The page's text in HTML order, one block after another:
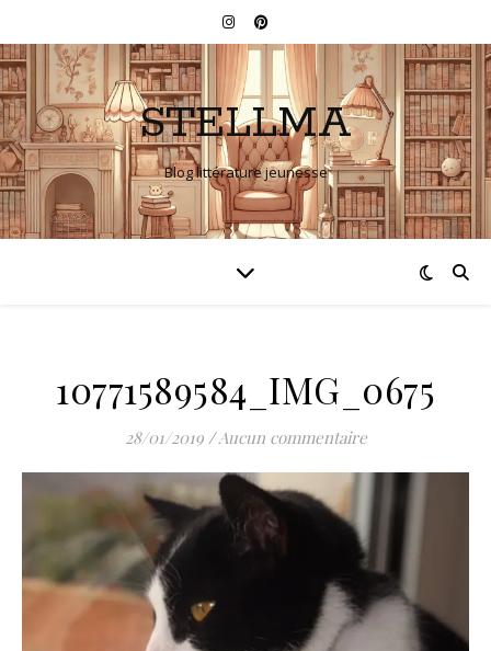
STELLMA
Blog littérature jeunesse
10771589584_IMG_0675
28/01/2019 /Aucun commentaire